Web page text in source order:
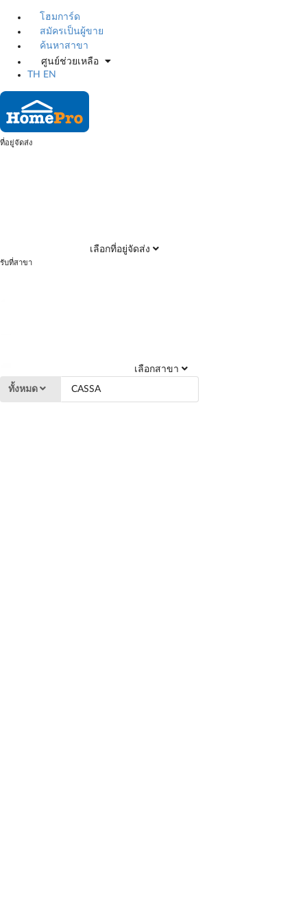
โฮมการ์ด
สมัครเป็นผู้ขาย
ค้นหาสาขา
ศูนย์ช่วยเหลือ
TH
EN
ที่อยู่จัดส่ง
เลือกที่อยู่จัดส่ง
รับที่สาขา
เลือกสาขา
ทั้งหมด